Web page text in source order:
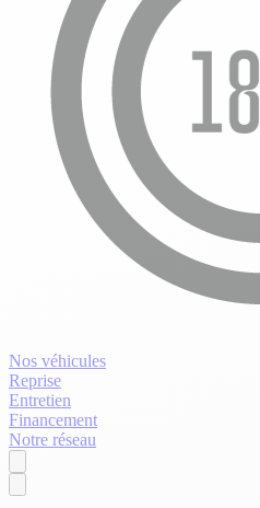
Nos véhicules
Reprise
Entretien
Financement
Notre réseau